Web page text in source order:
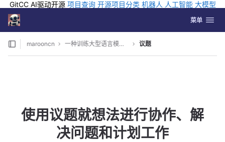
GitCC AI驱动开源 项目查询 开源项目分类 机器人 人工智能 大模型
排行
Skip to content
GitLab 切换导航
菜单
marooncn 一种训练大型语言模型的简单方法 议题
使用议题就想法进行协作、解
决问题和计划工作